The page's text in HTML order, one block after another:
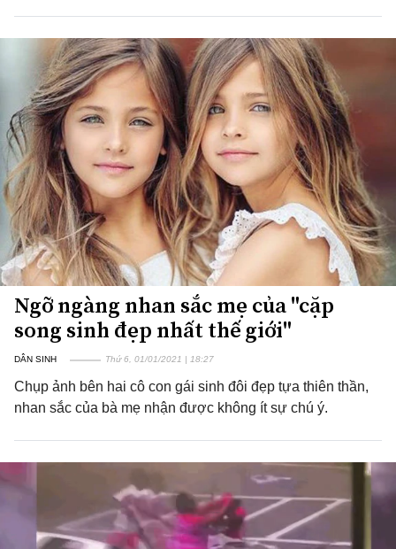
Ngỡ ngàng nhan sắc mẹ của "cặp
song sinh đẹp nhất thế giới"
DÂN SINH Thứ 6, 01/01/2021 | 18:27
Chụp ảnh bên hai cô con gái sinh đôi đẹp tựa thiên thần,
nhan sắc của bà mẹ nhận được không ít sự chú ý.